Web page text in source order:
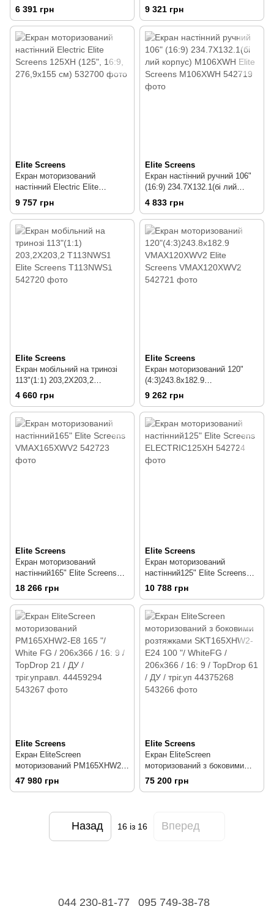
(120", 16:9, 265,7х149,4 см)
6 391 грн
Screens 110H (110",
16:9,244*137см)
9 321 грн
Elite Screens
Екран моторизований
настінний Electric Elite
Screens 125XH (125", 16:9,
276,9х155 см)
9 757 грн
Elite Screens
Екран настінний ручний 106"
(16:9) 234.7Х132.1(бі лий
корпус) M106XWH Elite
Screens M106XWH
4 833 грн
Elite Screens
Екран мобільний на тринозі
113"(1:1) 203,2X203,2
T113NWS1 Elite Screens
T113NWS1
4 660 грн
Elite Screens
Екран моторизований 120"
(4:3)243.8х182.9
VMAX120XWV2 Elite Screens
VMAX120XWV2
9 262 грн
Elite Screens
Екран моторизований
настінний165" Elite Screens
VMAX165XWV2
18 266 грн
Elite Screens
Екран моторизований
настінний125" Elite Screens
ELECTRIC125XH
10 788 грн
Elite Screens
Екран EliteScreen
моторизований PM165XHW2-
E8 165 "/ White FG / 206x366 /
16: 9 / TopDrop 21 / ДУ /
47 980 грн
Elite Screens
Екран EliteScreen
моторизований з боковими
розтяжками SKT165XHW2-E24
100 "/ WhiteFG / 206x366 / 16:
75 200 грн
Назад 16 із 16 Вперед
044 230-81-77 095 749-38-78